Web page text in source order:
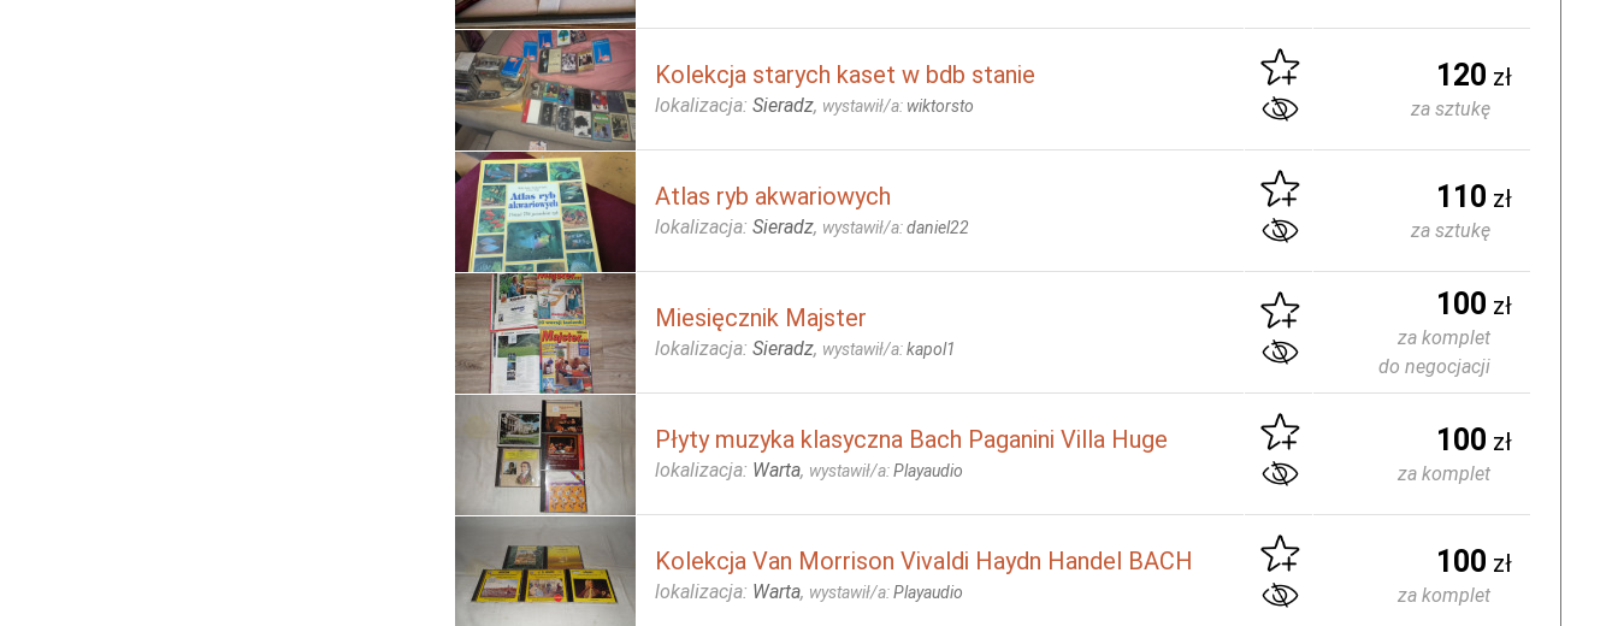
Kolekcja starych kaset w bdb stanie
lokalizacja: Sieradz, wystawił/a: wiktorsto
120 zł
za sztukę
Atlas ryb akwariowych
lokalizacja: Sieradz, wystawił/a:daniel22
110 zł
za sztukę
Miesięcznik Majster
lokalizacja: Sieradz, wystawił/a:kapol1
100 zł
za komplet
do negocjacji
Płyty muzyka klasyczna Bach Paganini Villa Huge
lokalizacja: Warta, wystawił/a:Playaudio
100 zł
za komplet
Kolekcja Van Morrison Vivaldi Haydn Handel BACH
lokalizacja: Warta, wystawił/a:Playaudio
100 zł
za komplet